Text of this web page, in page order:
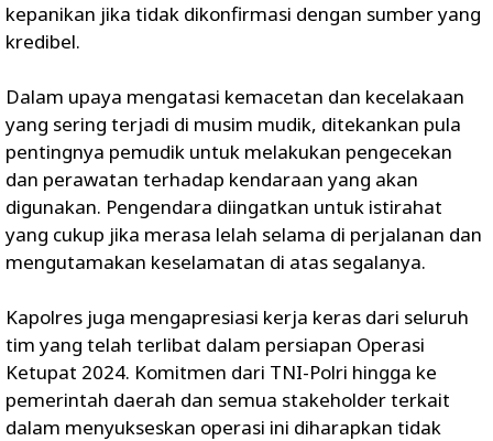
kepanikan jika tidak dikonfirmasi dengan sumber yang
kredibel.
Dalam upaya mengatasi kemacetan dan kecelakaan
yang sering terjadi di musim mudik, ditekankan pula
pentingnya pemudik untuk melakukan pengecekan
dan perawatan terhadap kendaraan yang akan
digunakan. Pengendara diingatkan untuk istirahat
yang cukup jika merasa lelah selama di perjalanan dan
mengutamakan keselamatan di atas segalanya.
Kapolres juga mengapresiasi kerja keras dari seluruh
tim yang telah terlibat dalam persiapan Operasi
Ketupat 2024. Komitmen dari TNI-Polri hingga ke
pemerintah daerah dan semua stakeholder terkait
dalam menyukseskan operasi ini diharapkan tidak